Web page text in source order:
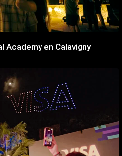
Academy en Calavigny